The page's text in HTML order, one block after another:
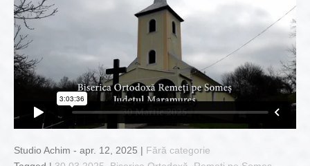
Studio Achim - apr. 12, 2025 | Fără categorie